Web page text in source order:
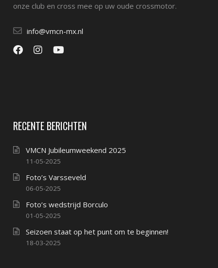
onze club en cross mee op uw oude crossmotor.
info@vmcn-mx.nl
RECENTE BERICHTEN
VMCN Jubileumweekend 2025
11-05-2025
Foto’s Varsseveld
06-05-2025
Foto’s wedstrijd Borculo
01-05-2025
Seizoen staat op het punt om te beginnen!
18-03-2025